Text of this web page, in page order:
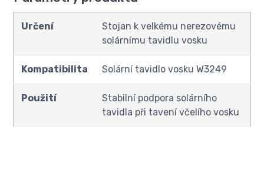
Určení
Stojan k velkému nerezovému
solárnímu tavidlu vosku
Kompatibilita Solární tavidlo vosku W3249
Použití
Stabilní podpora solárního
tavidla při tavení včelího vosku